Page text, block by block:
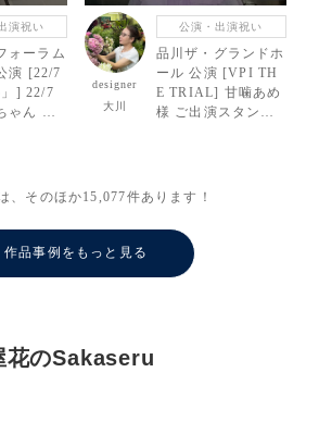
演祝い
ォーラム
演 [22/7
] 22/7
ゃん ご
designer
大川
公演・出演祝い
品川ザ・グランドホ
ール 公演 [VPI TH
E TRIAL] 甘噛あめ
様 ご出演スタンド
、そのほか15,077件あります！
作品事例をもっと見る
花のSakaseru